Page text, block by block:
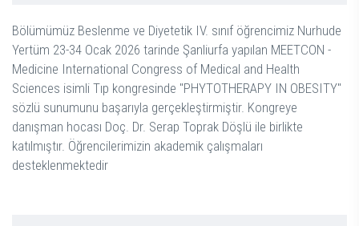
Bölümümüz Beslenme ve Diyetetik IV. sınıf öğrencimiz Nurhude
Yertüm 23-34 Ocak 2026 tarinde Şanliurfa yapılan MEETCON -
Medicine International Congress of Medical and Health
Sciences isimli Tıp kongresinde "PHYTOTHERAPY IN OBESITY"
sözlü sunumunu başarıyla gerçekleştirmiştir. Kongreye
danışman hocası Doç. Dr. Serap Toprak Döşlü ile birlikte
katılmıştır. Öğrencilerimizin akademik çalışmaları
desteklenmektedir